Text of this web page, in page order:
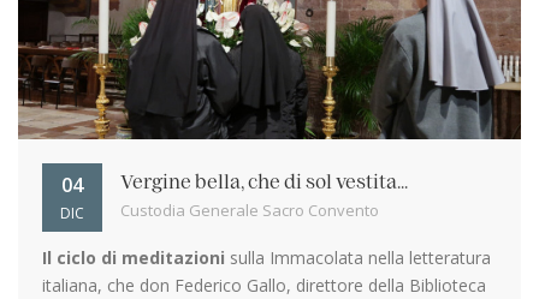
04
DIC
Vergine bella, che di sol vestita...
Custodia Generale Sacro Convento
Il ciclo di meditazioni sulla Immacolata nella letteratura
italiana, che don Federico Gallo, direttore della Biblioteca